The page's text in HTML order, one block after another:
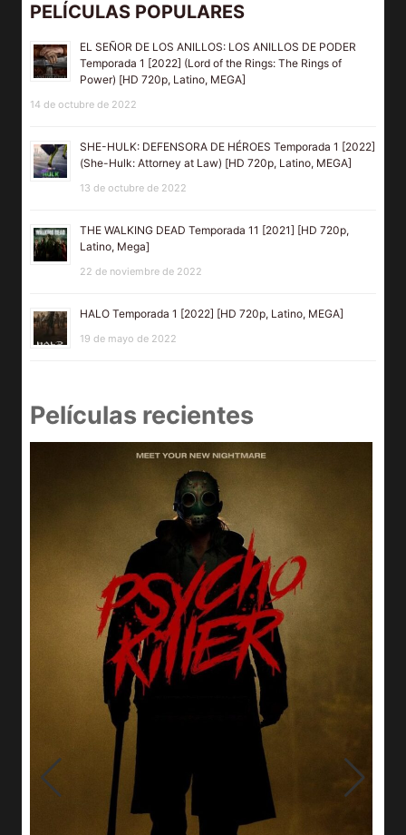
PELÍCULAS POPULARES
EL SEÑOR DE LOS ANILLOS: LOS ANILLOS DE PODER
Temporada 1 [2022] (Lord of the Rings: The Rings of
Power) [HD 720p, Latino, MEGA]
14 de octubre de 2022
SHE-HULK: DEFENSORA DE HÉROES Temporada 1 [2022]
(She-Hulk: Attorney at Law) [HD 720p, Latino, MEGA]
13 de octubre de 2022
THE WALKING DEAD Temporada 11 [2021] [HD 720p,
Latino, Mega]
22 de noviembre de 2022
HALO Temporada 1 [2022] [HD 720p, Latino, MEGA]
19 de mayo de 2022
Películas recientes